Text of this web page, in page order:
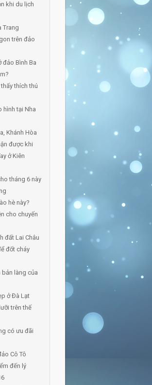
khi du lịch
Trang
trên đảo
đảo Bình Ba
thích thú
hình tại Nha
Khánh Hòa
được khi
ở Kiên
tháng 6 này
hè này?
cho chuyến
đất Lai Châu
đốt cháy
bản làng của
ở Đà Lạt
trên thế
có ưu đãi
Cô Tô
đến lý